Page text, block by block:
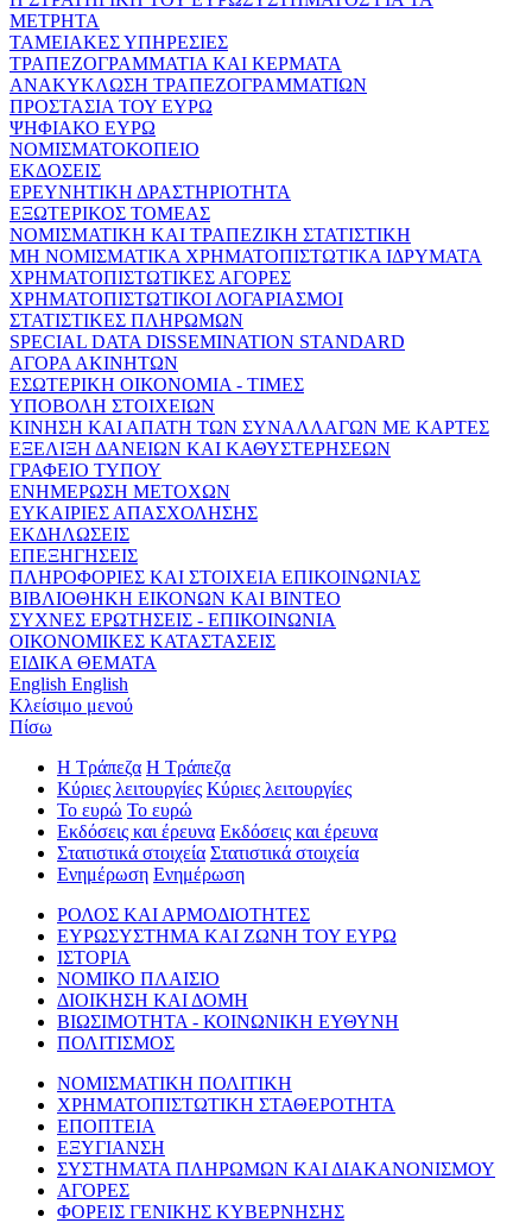
ΜΕΤΡΗΤΑ
ΤΑΜΕΙΑΚΕΣ ΥΠΗΡΕΣΙΕΣ
ΤΡΑΠΕΖΟΓΡΑΜΜΑΤΙΑ ΚΑΙ ΚΕΡΜΑΤΑ
ΑΝΑΚΥΚΛΩΣΗ ΤΡΑΠΕΖΟΓΡΑΜΜΑΤΙΩΝ
ΠΡΟΣΤΑΣΙΑ ΤΟΥ ΕΥΡΩ
ΨΗΦΙΑΚΟ ΕΥΡΩ
ΝΟΜΙΣΜΑΤΟΚΟΠΕΙΟ
ΕΚΔΟΣΕΙΣ
ΕΡΕΥΝΗΤΙΚΗ ΔΡΑΣΤΗΡΙΟΤΗΤΑ
ΕΞΩΤΕΡΙΚΟΣ ΤΟΜΕΑΣ
ΝΟΜΙΣΜΑΤΙΚΗ ΚΑΙ ΤΡΑΠΕΖΙΚΗ ΣΤΑΤΙΣΤΙΚΗ
ΜΗ ΝΟΜΙΣΜΑΤΙΚΑ ΧΡΗΜΑΤΟΠΙΣΤΩΤΙΚΑ ΙΔΡΥΜΑΤΑ
ΧΡΗΜΑΤΟΠΙΣΤΩΤΙΚΕΣ ΑΓΟΡΕΣ
ΧΡΗΜΑΤΟΠΙΣΤΩΤΙΚΟΙ ΛΟΓΑΡΙΑΣΜΟΙ
ΣΤΑΤΙΣΤΙΚΕΣ ΠΛΗΡΩΜΩΝ
SPECIAL DATA DISSEMINATION STANDARD
ΑΓΟΡΑ ΑΚΙΝΗΤΩΝ
ΕΣΩΤΕΡΙΚΗ ΟΙΚΟΝΟΜΙΑ - ΤΙΜΕΣ
ΥΠΟΒΟΛΗ ΣΤΟΙΧΕΙΩΝ
ΚΙΝΗΣΗ ΚΑΙ ΑΠΑΤΗ ΤΩΝ ΣΥΝΑΛΛΑΓΩΝ ΜΕ ΚΑΡΤΕΣ
ΕΞΕΛΙΞΗ ΔΑΝΕΙΩΝ ΚΑΙ ΚΑΘΥΣΤΕΡΗΣΕΩΝ
ΓΡΑΦΕΙΟ ΤΥΠΟΥ
ΕΝΗΜΕΡΩΣΗ ΜΕΤΟΧΩΝ
ΕΥΚΑΙΡΙΕΣ ΑΠΑΣΧΟΛΗΣΗΣ
ΕΚΔΗΛΩΣΕΙΣ
ΕΠΕΞΗΓΗΣΕΙΣ
ΠΛΗΡΟΦΟΡΙΕΣ ΚΑΙ ΣΤΟΙΧΕΙΑ ΕΠΙΚΟΙΝΩΝΙΑΣ
ΒΙΒΛΙΟΘΗΚΗ ΕΙΚΟΝΩΝ ΚΑΙ ΒΙΝΤΕΟ
ΣΥΧΝΕΣ ΕΡΩΤΗΣΕΙΣ - ΕΠΙΚΟΙΝΩΝΙΑ
ΟΙΚΟΝΟΜΙΚΕΣ ΚΑΤΑΣΤΑΣΕΙΣ
ΕΙΔΙΚΑ ΘΕΜΑΤΑ
English English
Κλείσιμο μενού
Πίσω
Η Τράπεζα Η Τράπεζα
Κύριες λειτουργίες Κύριες λειτουργίες
Το ευρώ Το ευρώ
Εκδόσεις και έρευνα Εκδόσεις και έρευνα
Στατιστικά στοιχεία Στατιστικά στοιχεία
Ενημέρωση Ενημέρωση
ΡΟΛΟΣ ΚΑΙ ΑΡΜΟΔΙΟΤΗΤΕΣ
ΕΥΡΩΣΥΣΤΗΜΑ ΚΑΙ ΖΩΝΗ ΤΟΥ ΕΥΡΩ
ΙΣΤΟΡΙΑ
ΝΟΜΙΚΟ ΠΛΑΙΣΙΟ
ΔΙΟΙΚΗΣΗ ΚΑΙ ΔΟΜΗ
ΒΙΩΣΙΜΟΤΗΤΑ - ΚΟΙΝΩΝΙΚΗ ΕΥΘΥΝΗ
ΠΟΛΙΤΙΣΜΟΣ
ΝΟΜΙΣΜΑΤΙΚΗ ΠΟΛΙΤΙΚΗ
ΧΡΗΜΑΤΟΠΙΣΤΩΤΙΚΗ ΣΤΑΘΕΡΟΤΗΤΑ
ΕΠΟΠΤΕΙΑ
ΕΞΥΓΙΑΝΣΗ
ΣΥΣΤΗΜΑΤΑ ΠΛΗΡΩΜΩΝ ΚΑΙ ΔΙΑΚΑΝΟΝΙΣΜΟΥ
ΑΓΟΡΕΣ
ΦΟΡΕΙΣ ΓΕΝΙΚΗΣ ΚΥΒΕΡΝΗΣΗΣ